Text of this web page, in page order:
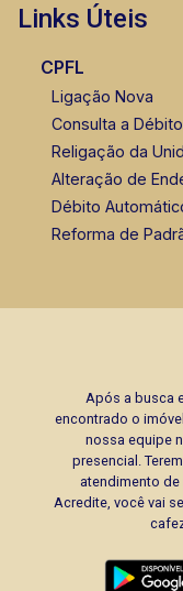
Links Úteis
CPFL
Ligação Nova
Consulta a
Religação da
Alteração de
Débito
Reforma de
Após a busca
encontrado o
nossa equipe
presencial.
atendimento
Acredite, você vai